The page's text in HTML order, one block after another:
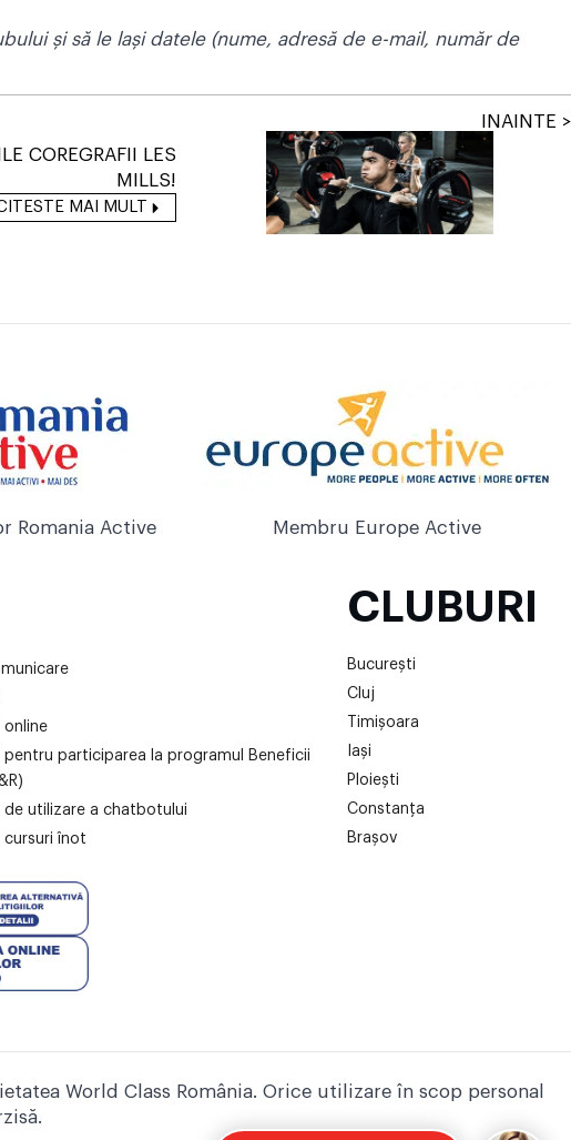
și să le lași datele (nume, adresă de e-mail, număr de
INAINTE >
COREGRAFII LES
MILLS!
MAI MULT
Romania Active Membru Europe Active
online
pentru participarea la programul Beneficii
de utilizare a chatbotului
cursuri înot
CLUBURI
București
Cluj
Timișoara
Iași
Ploiești
Constanța
Brașov
World Class România. Orice utilizare în scop personal